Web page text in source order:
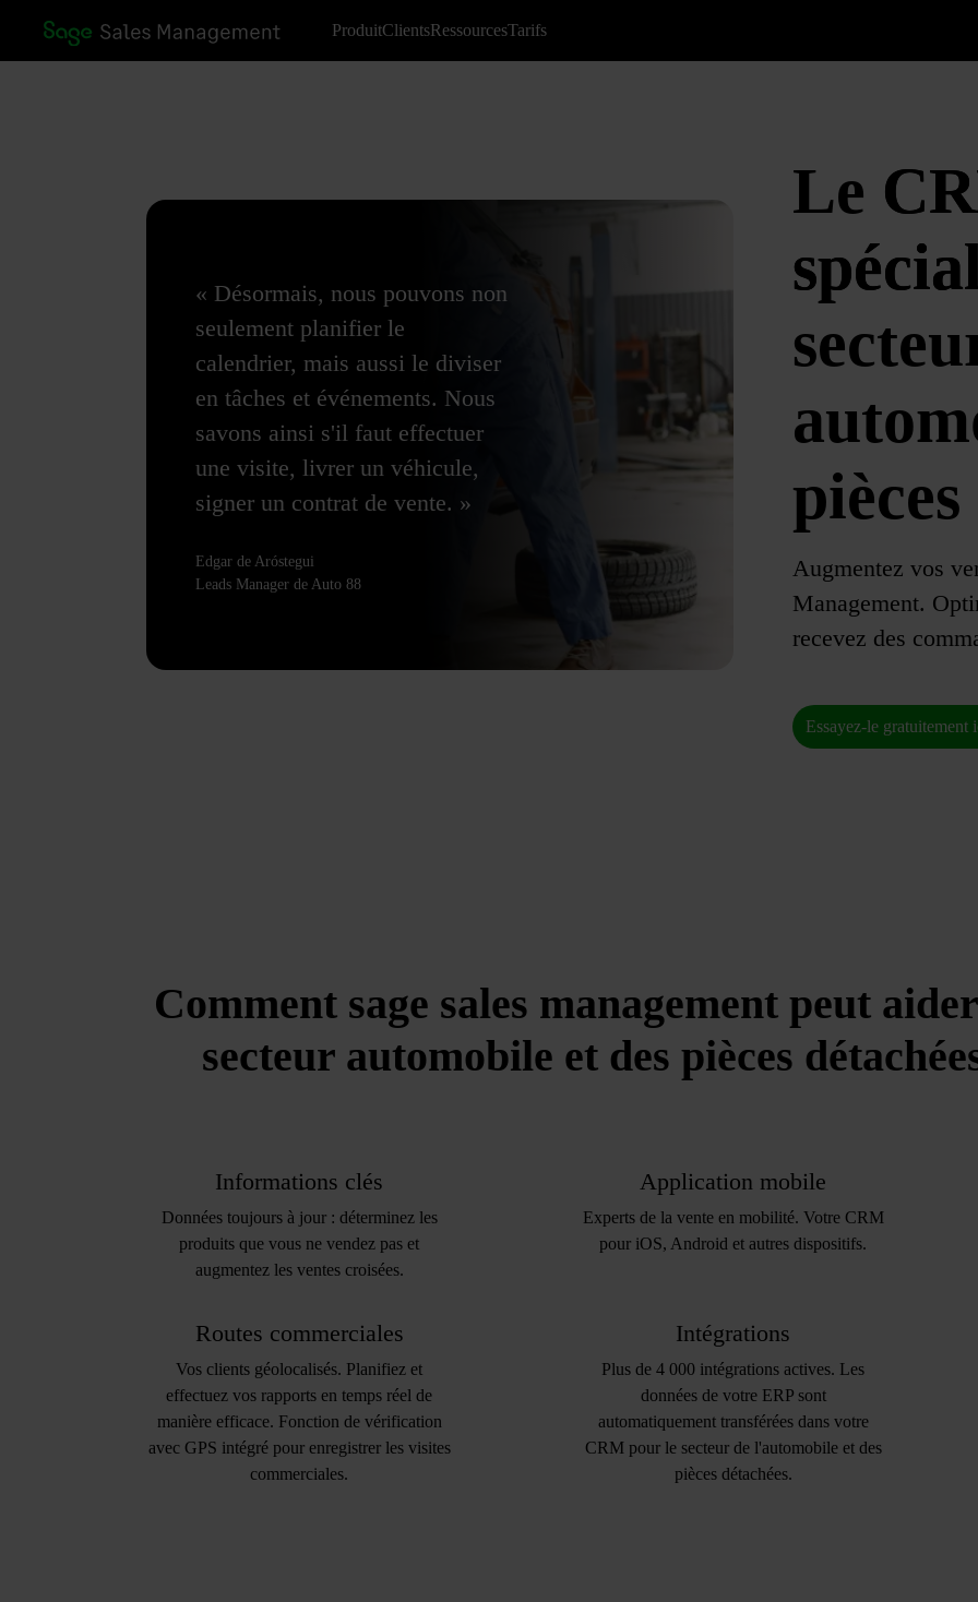
ProduitClientsRessourcesTarifs
Le
Augmentez vos
Management.
recevez des
Essayez-le gratuitement
« Désormais, nous pouvons non
seulement planifier le
calendrier, mais aussi le diviser
en tâches et événements. Nous
savons ainsi s'il faut effectuer
une visite, livrer un véhicule,
signer un contrat de vente. »
Edgar de Aróstegui
Leads Manager de Auto 88
Comment sage sales management peut
secteur automobile et des pièces
Informations clés
Données toujours à jour : déterminez les
produits que vous ne vendez pas et
augmentez les ventes croisées.
Application mobile
Experts de la vente en mobilité. Votre CRM
pour iOS, Android et autres dispositifs.
Routes commerciales
Vos clients géolocalisés. Planifiez et
effectuez vos rapports en temps réel de
manière efficace. Fonction de vérification
avec GPS intégré pour enregistrer les visites
commerciales.
Intégrations
Plus de 4 000 intégrations actives. Les
données de votre ERP sont
automatiquement transférées dans votre
CRM pour le secteur de l'automobile et des
pièces détachées.